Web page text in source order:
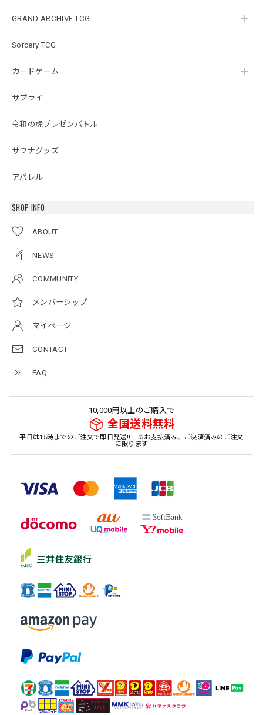
GRAND ARCHIVE TCG
Sorcery TCG
カードゲーム
サプライ
令和の虎プレゼンバトル
サウナグッズ
アパレル
SHOP INFO
ABOUT
NEWS
COMMUNITY
メンバーシップ
マイページ
CONTACT
FAQ
10,000円以上のご購入で
全国送料無料
平日は15時までのご注文で即日発送!! ※お支払済み、ご決済済みのご注文
に限ります